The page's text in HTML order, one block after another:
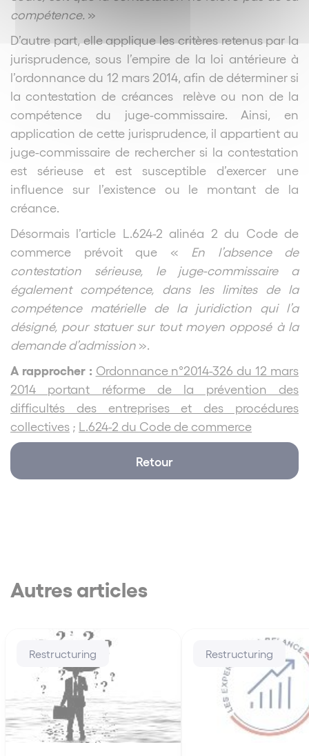
compétence. »
D’autre part, elle applique les critères retenus par la
jurisprudence, sous l’empire de la loi antérieure à
l’ordonnance du 12 mars 2014, afin de déterminer si
la contestation de créances relève ou non de la
compétence du juge-commissaire. Ainsi, en
application de cette jurisprudence, il appartient au
juge-commissaire de rechercher si la contestation
est sérieuse et est susceptible d’exercer une
influence sur l’existence ou le montant de la
créance.
Désormais l’article L.624-2 alinéa 2 du Code de
commerce prévoit que « En l’absence de
contestation sérieuse, le juge-commissaire a
également compétence, dans les limites de la
compétence matérielle de la juridiction qui l’a
désigné, pour statuer sur tout moyen opposé à la
demande d’admission ».
A rapprocher : Ordonnance n°2014-326 du 12 mars
2014 portant réforme de la prévention des
difficultés des entreprises et des procédures
collectives ; L.624-2 du Code de commerce
Retour
Autres articles
Restructuring Restructuring